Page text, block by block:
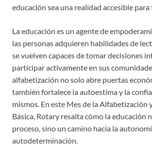
educación sea una realidad accesible para
La educación es un agente de
las personas adquieren habilidades de
se vuelven capaces de tomar decisiones
participar activamente en sus
alfabetización no solo abre puertas
también fortalece la autoestima y la
mismos. En este Mes de la Alfabetización
Básica, Rotary resalta cómo la educación
proceso, sino un camino hacia la
autodeterminación.